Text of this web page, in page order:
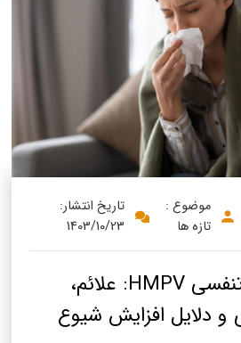
موضوع :
تازه ها
تاریخ انتشار:
1403/10/23
ویروس تنفسی HMPV: علائم،
و دلایل افزایش شیوع